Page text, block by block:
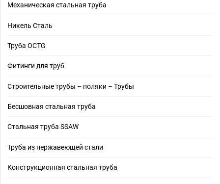
Механическая стальная труба
Никель Сталь
Труба OCTG
Фитинги для труб
Строительные трубы – поляки – Трубы
Бесшовная стальная труба
Стальная труба SSAW
Труба из нержавеющей стали
Конструкционная стальная труба